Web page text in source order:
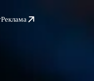
Реклама